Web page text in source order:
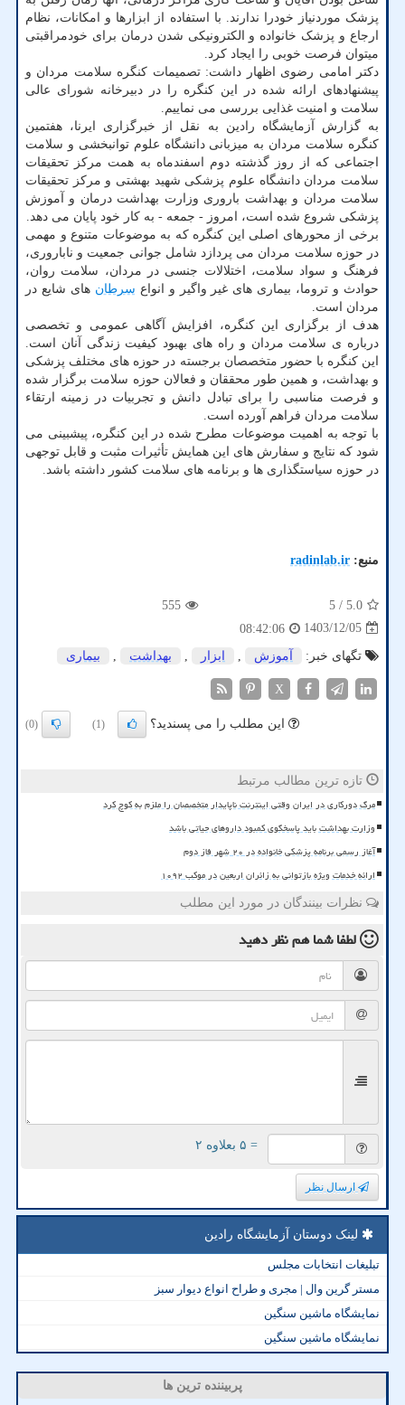
پزشک موردنیاز خودرا ندارند. با استفاده از ابزارها و امکانات، نظام
ارجاع و پزشک خانواده و الکترونیکی شدن درمان برای خودمراقبتی
میتوان فرصت خوبی را ایجاد کرد.
دکتر امامی رضوی اظهار داشت: تصمیمات کنگره سلامت مردان و
پیشنهادهای ارائه شده در این کنگره را در دبیرخانه شورای عالی
سلامت و امنیت غذایی بررسی می نماییم.
به گزارش آزمایشگاه رادین به نقل از خبرگزاری ایرنا، هفتمین
کنگره سلامت مردان به میزبانی دانشگاه علوم توانبخشی و سلامت
اجتماعی که از روز گذشته دوم اسفندماه به همت مرکز تحقیقات
سلامت مردان دانشگاه علوم پزشکی شهید بهشتی و مرکز تحقیقات
سلامت مردان و بهداشت باروری وزارت بهداشت درمان و آموزش
پزشکی شروع شده است، امروز - جمعه - به کار خود پایان می دهد.
برخی از محورهای اصلی این کنگره که به موضوعات متنوع و مهمی
در حوزه سلامت مردان می پردازد شامل جوانی جمعیت و ناباروری،
فرهنگ و سواد سلامت، اختلالات جنسی در مردان، سلامت روان،
حوادث و تروما، بیماری های غیر واگیر و انواع سرطان های شایع در
مردان است.
هدف از برگزاری این کنگره، افزایش آگاهی عمومی و تخصصی
درباره ی سلامت مردان و راه های بهبود کیفیت زندگی آنان است.
این کنگره با حضور متخصصان برجسته در حوزه های مختلف پزشکی
و بهداشت، و همین طور محققان و فعالان حوزه سلامت برگزار شده
و فرصت مناسبی را برای تبادل دانش و تجربیات در زمینه ارتقاء
سلامت مردان فراهم آورده است.
با توجه به اهمیت موضوعات مطرح شده در این کنگره، پیشبینی می
شود که نتایج و سفارش های این همایش تأثیرات مثبت و قابل توجهی
در حوزه سیاستگذاری ها و برنامه های سلامت کشور داشته باشد.
منبع: radinlab.ir
5.0
/ 5
555
1403/12/05
08:42:06
تگهای خبر:
آموزش , ابزار , بهداشت , بیماری
X
این مطلب را می پسندید؟ (1)
(0)
تازه ترین مطالب مرتبط
مرگ دورکاری در ایران وقتی اینترنت ناپایدار متخصصان را ملزم به کوچ کرد
وزارت بهداشت باید پاسخگوی کمبود داروهای حیاتی باشد
آغاز رسمی برنامه پزشکی خانواده در ۲۰ شهر فاز دوم
ارائه خدمات ویژه بازتوانی به زائران اربعین در موکب ۱۰۹۲
نظرات بینندگان در مورد این مطلب
لطفا شما همنظر دهید
= ۵ بعلاوه ۲
ارسال نظر
لینک دوستان آزمایشگاه رادین
تبلیغات انتخابات مجلس
مستر گرین وال | مجری و طراح انواع دیوار سبز
نمایشگاه ماشین سنگین
نمایشگاه ماشین سنگین
پربیننده ترین ها